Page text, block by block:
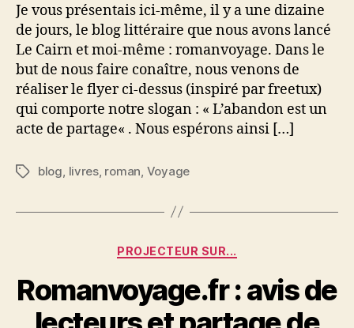
de
partage
Je vous présentais ici-même, il y a une dizaine
de jours, le blog littéraire que nous avons lancé
Le Cairn et moi-même : romanvoyage. Dans le
but de nous faire conaître, nous venons de
réaliser le flyer ci-dessus (inspiré par freetux)
qui comporte notre slogan : « L’abandon est un
acte de partage« . Nous espérons ainsi […]
Étiquettes
blog livres, roman Voyage
Catégories
PROJECTEUR SUR...
Romanvoyage.fr : avis de